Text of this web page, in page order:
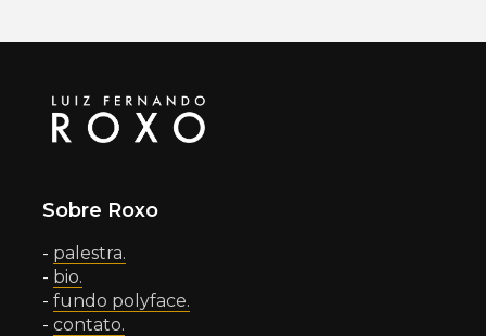
Sobre Roxo
- palestra.
- bio.
- fundo polyface.
- contato.